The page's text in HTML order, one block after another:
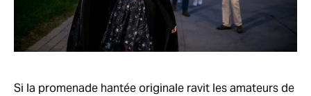
Si la promenade hantée originale ravit les amateurs de